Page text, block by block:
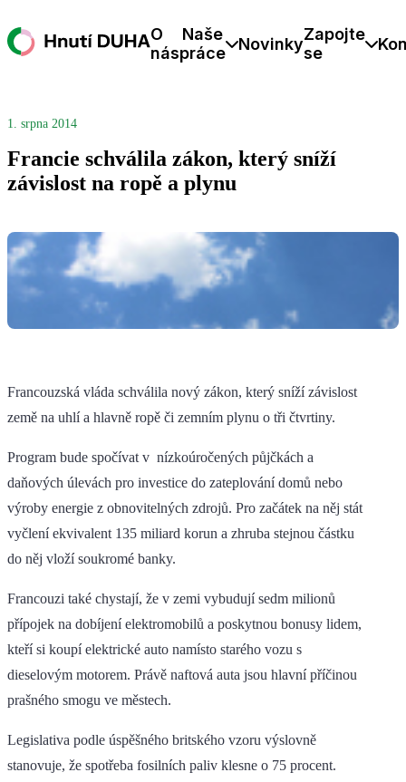
O
nás
Naše
práce
NovinkyZapojte
se
1. srpna 2014
Francie schválila zákon, který sníží
závislost na ropě a plynu
Francouzská vláda schválila nový zákon, který sníží závislost
země na uhlí a hlavně ropě či zemním plynu o tři čtvrtiny.
Program bude spočívat v nízkoúročených půjčkách a
daňových úlevách pro investice do zateplování domů nebo
výroby energie z obnovitelných zdrojů. Pro začátek na něj stát
vyčlení ekvivalent 135 miliard korun a zhruba stejnou částku
do něj vloží soukromé banky.
Francouzi také chystají, že v zemi vybudují sedm milionů
přípojek na dobíjení elektromobilů a poskytnou bonusy lidem,
kteří si koupí elektrické auto namísto starého vozu s
dieselovým motorem. Právě naftová auta jsou hlavní příčinou
prašného smogu ve městech.
Legislativa podle úspěšného britského vzoru výslovně
stanovuje, že spotřeba fosilních paliv klesne o 75 procent.